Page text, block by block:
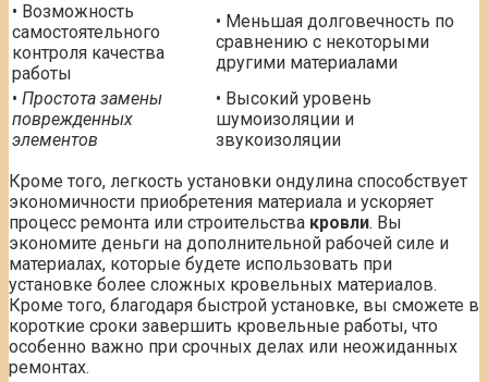
• Возможность
самостоятельного
контроля качества
работы
• Меньшая долговечность по
сравнению с некоторыми
другими материалами
• Простота замены
поврежденных
элементов
• Высокий уровень
шумоизоляции и
звукоизоляции
Кроме того, легкость установки ондулина способствует
экономичности приобретения материала и ускоряет
процесс ремонта или строительства кровли. Вы
экономите деньги на дополнительной рабочей силе и
материалах, которые будете использовать при
установке более сложных кровельных материалов.
Кроме того, благодаря быстрой установке, вы сможете в
короткие сроки завершить кровельные работы, что
особенно важно при срочных делах или неожиданных
ремонтах.